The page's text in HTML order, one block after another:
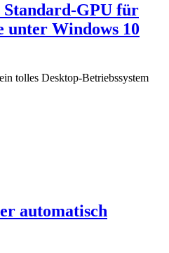
Standard-GPU für
unter Windows 10
tolles Desktop-Betriebssystem
automatisch